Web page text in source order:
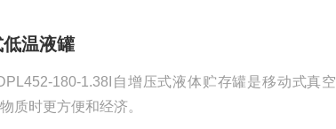
温液罐
180-1.38I自增压式液体贮存罐是移动式真
质时更方便和经济。